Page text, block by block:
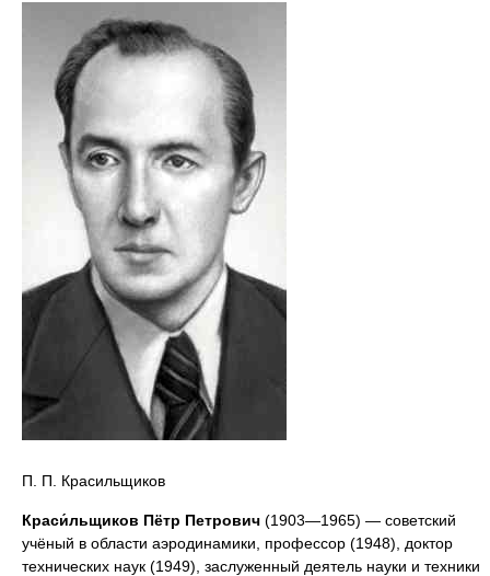
П. П. Красильщиков
Краси́льщиков Пётр Петрович (1903—1965) — советский
учёный в области аэродинамики, профессор (1948), доктор
технических наук (1949), заслуженный деятель науки и техники